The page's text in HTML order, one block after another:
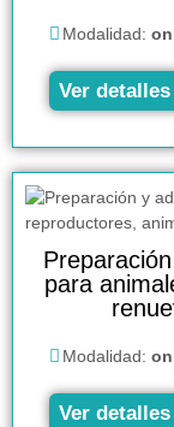
Modalidad:
Ver
para
Modalidad:
Ver